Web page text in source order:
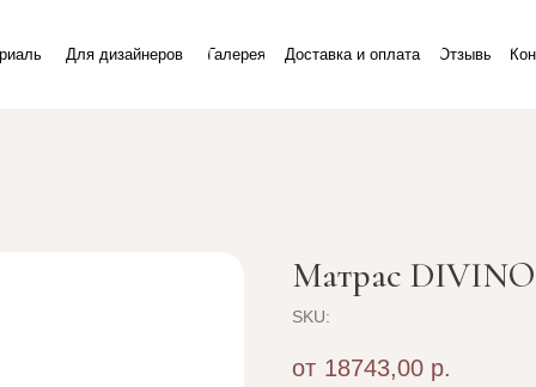
Для дизайнеров Галерея Доставка и оплата Отзывы Контакты +7
Матрас
SKU:
18743,00 р.